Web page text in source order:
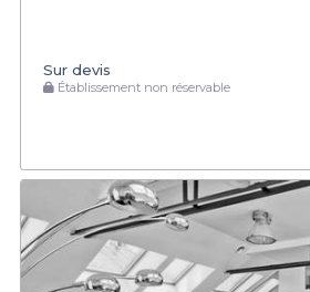
Sur devis
Établissement non réservable